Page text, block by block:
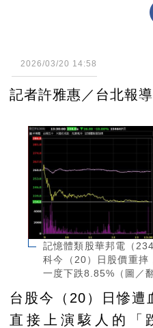
2026/03/20 14:58
記者許雅惠／台北報導
記憶體類股華邦電（
科今（20）日股價重摔
一度下跌8.85%（圖／
台股今（20）日慘遭
直接上演駭人的「